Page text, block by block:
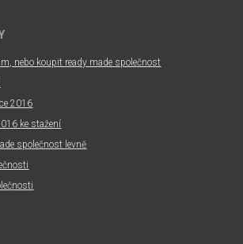
nebo koupit ready made společnost
2016
ke stažení
společnost levně